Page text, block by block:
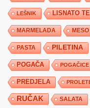
LEŠNIK LISNATO
MARMELADA MESO
PASTA PILETINA
POGAČA POGAČICE
PREDJELA
RUČAK SALATA